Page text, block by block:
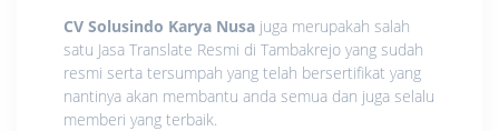
CV Solusindo Karya Nusa juga merupakah salah
satu Jasa Translate Resmi di Tambakrejo yang sudah
resmi serta tersumpah yang telah bersertifikat yang
nantinya akan membantu anda semua dan juga selalu
memberi yang terbaik.